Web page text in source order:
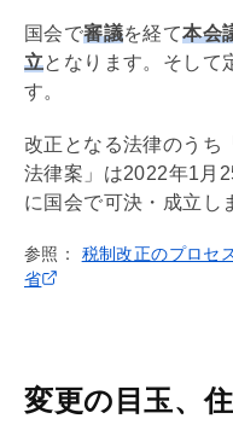
国会で審議を経て本会
立となります。そして
す。
改正となる法律のうち
法律案」は2022年1月
に国会で可決・成立し
参照： 税制改正のプロセ
省
変更の目玉、